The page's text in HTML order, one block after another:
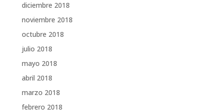
diciembre 2018
noviembre 2018
octubre 2018
julio 2018
mayo 2018
abril 2018
marzo 2018
febrero 2018